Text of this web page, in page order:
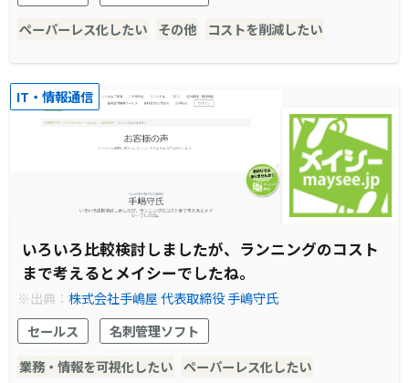
ペーパーレス化したい
その他 コストを削減したい
IT・情報通信
いろいろ比較検討しましたが、ランニングのコスト
まで考えるとメイシーでしたね。
※出典：株式会社手嶋屋 代表取締役 手嶋守氏
セールス
名刺管理ソフト
業務・情報を可視化したい ペーパーレス化したい